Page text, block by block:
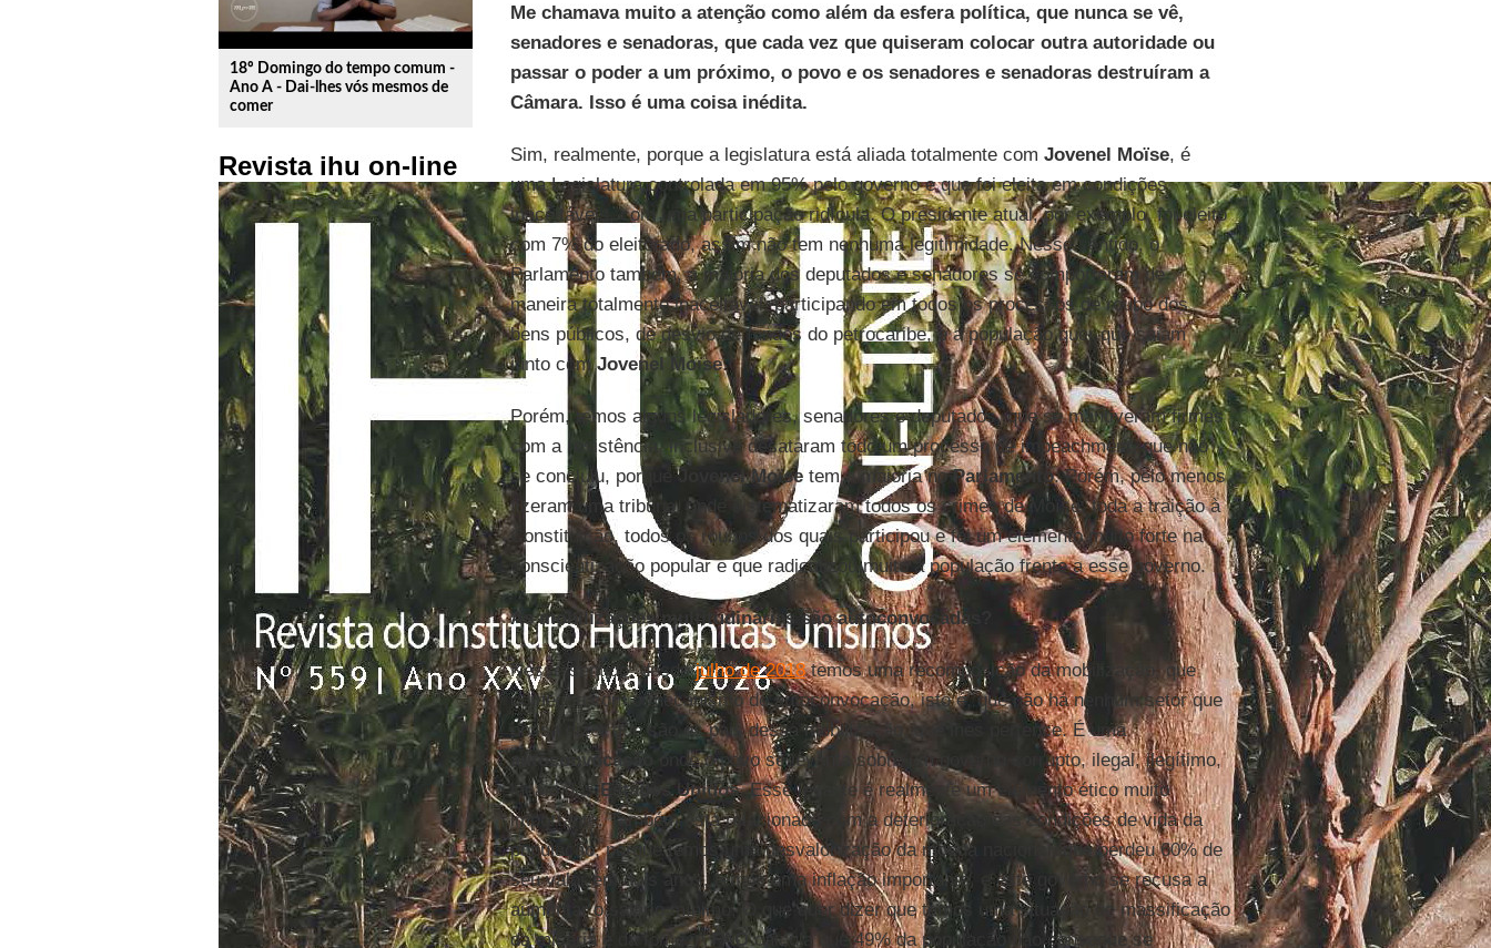
18º Domingo do tempo comum -
Ano A - Dai-lhes vós mesmos de
comer
Revista ihu on-line
Me chamava muito a atenção como além da esfera política, que nunca se vê,
senadores e senadoras, que cada vez que quiseram colocar outra autoridade ou
passar o poder a um próximo, o povo e os senadores e senadoras destruíram a
Câmara. Isso é uma coisa inédita.
Sim, realmente, porque a legislatura está aliada totalmente com Jovenel Moïse, é
uma Legislatura controlada em 95% pelo governo e que foi eleita em condições
inaceitáveis, com uma participação ridícula. O presidente atual, por exemplo, foi eleito
com 7% do eleitorado, assim não tem nenhuma legitimidade. Nesse sentido, o
Parlamento também, a maioria dos deputados e senadores se comportaram de
maneira totalmente inaceitável, participando em todos os processos de roubo dos
bens públicos, de desvio de fundos do petrocaribe, e a população quer que saiam
junto comJovenel Moïse.
Porém, temos alguns legisladores, senadores e deputados, que se mantiveram firmes
com a resistência, inclusive desataram todo um processo de impeachment, que não
se concluiu, porqueJovenel Moïsetem a maioria noParlamento. Porém, pelo menos
fizeram uma tribuna, onde sistematizaram todos os crimes de Moïse, toda a traição à
Constituição, todos os roubos dos quais participou e foi um elemento muito forte na
conscientização popular e que radicalizou muito a população frente a esse governo.
As mobilizações multitudinárias são autoconvocadas?
Nesse sentido, desdejulho de 2018temos uma recomposição da mobilização, que
começou com o mecanismo de autoconvocação, isto é, que não há nenhum setor que
possa dizer que são os pais dessa mobilização, que lhes pertence. É uma
autoconvocação
onde o povo se levanta sobre um governo corrupto, ilegal, ilegítimo,
lacaio dosEstados Unidos. Esse levante é realmente um elemento ético muito
importante. Também está relacionado com a deterioração das condições de vida da
população, porque temos uma desvalorização da moeda nacional, que perdeu 60% de
seu valor em dois anos, temos uma inflação importante, e este governo se recusa a
aumentar o salário mínimo. O que quer dizer que temos uma situação de massificação
da miséria e da fome. AFAOcalcula que 49% da população não consegue se